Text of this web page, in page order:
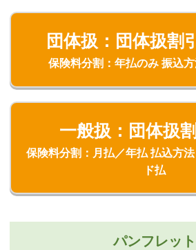
団体扱：団体扱割
保険料分割：年払のみ 振込
一般扱：団体扱
保険料分割：月払／年払 払込方
ド払
パンフレット